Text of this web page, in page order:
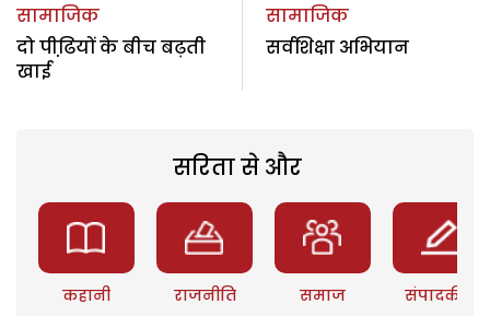
सामाजिक
दो पीढि़यों के बीच बढ़ती
खाई
सामाजिक
सर्वशिक्षा अभियान
सरिता से और
कहानी राजनीति समाज संपादकीय